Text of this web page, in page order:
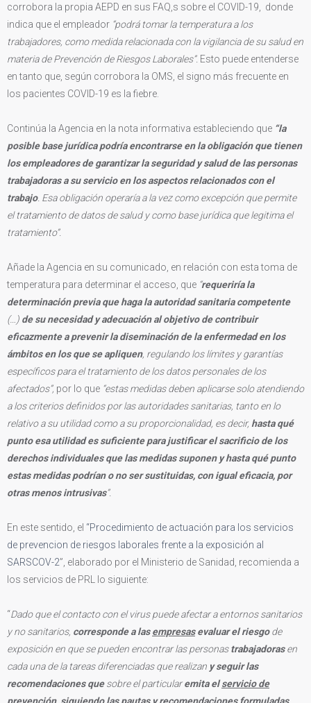
corrobora la propia AEPD en sus FAQ,s sobre el COVID-19, donde
indica que el empleador “podrá tomar la temperatura a los
trabajadores, como medida relacionada con la vigilancia de su salud en
materia de Prevención de Riesgos Laborales”. Esto puede entenderse
en tanto que, según corrobora la OMS, el signo más frecuente en
los pacientes COVID-19 es la fiebre.
Continúa la Agencia en la nota informativa estableciendo que “la
posible base jurídica podría encontrarse en la obligación que tienen
los empleadores de garantizar la seguridad y salud de las personas
trabajadoras a su servicio en los aspectos relacionados con el
trabajo. Esa obligación operaría a la vez como excepción que permite
el tratamiento de datos de salud y como base jurídica que legitima el
tratamiento”.
Añade la Agencia en su comunicado, en relación con esta toma de
temperatura para determinar el acceso, que “requeriría la
determinación previa que haga la autoridad sanitaria competente
(…) de su necesidad y adecuación al objetivo de contribuir
eficazmente a prevenir la diseminación de la enfermedad en los
ámbitos en los que se apliquen, regulando los límites y garantías
específicos para el tratamiento de los datos personales de los
afectados”, por lo que “estas medidas deben aplicarse solo atendiendo
a los criterios definidos por las autoridades sanitarias, tanto en lo
relativo a su utilidad como a su proporcionalidad, es decir, hasta qué
punto esa utilidad es suficiente para justificar el sacrificio de los
derechos individuales que las medidas suponen y hasta qué punto
estas medidas podrían o no ser sustituidas, con igual eficacia, por
otras menos intrusivas”.
En este sentido, el “Procedimiento de actuación para los servicios
de prevencion de riesgos laborales frente a la exposición al
SARSCOV-2”, elaborado por el Ministerio de Sanidad, recomienda a
los servicios de PRL lo siguiente:
“Dado que el contacto con el virus puede afectar a entornos sanitarios
y no sanitarios, corresponde a lasempresasevaluar el riesgode
exposición en que se pueden encontrar las personastrabajadorasen
cada una de la tareas diferenciadas que realizan y seguir las
recomendaciones quesobre el particularemita elservicio de
prevención, siguiendo las pautas y recomendaciones formuladas